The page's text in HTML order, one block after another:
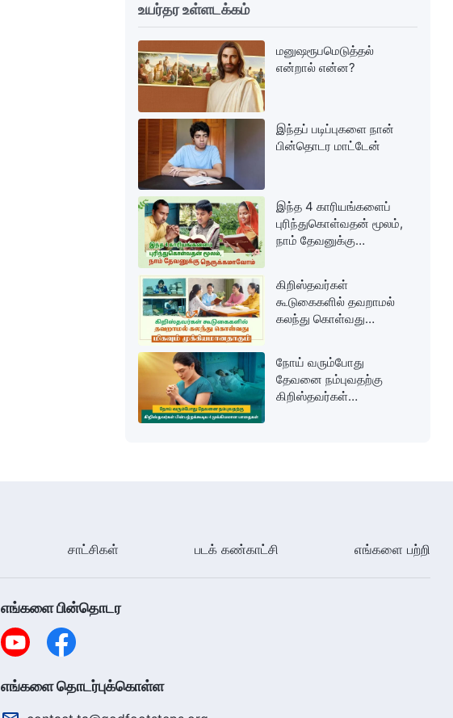
உயர்தர உள்ளடக்கம்
மனுஷரூபமெடுத்தல்
என்றால் என்ன?
இந்தப் படிப்புகளை நான்
பின்தொடர மாட்டேன்
இந்த 4 காரியங்களைப்
புரிந்துகொள்வதன் மூலம்,
நாம் தேவனுக்கு
கிறிஸ்தவர்கள்
கூடுகைகளில் தவறாமல்
கலந்து கொள்வது
நோய் வரும்போது
தேவனை நம்புவதற்கு
கிறிஸ்தவர்கள்
சாட்சிகள் படக் கண்காட்சி எங்களை பற்றி
எங்களை பின்தொடர
எங்களை தொடர்புக்கொள்ள